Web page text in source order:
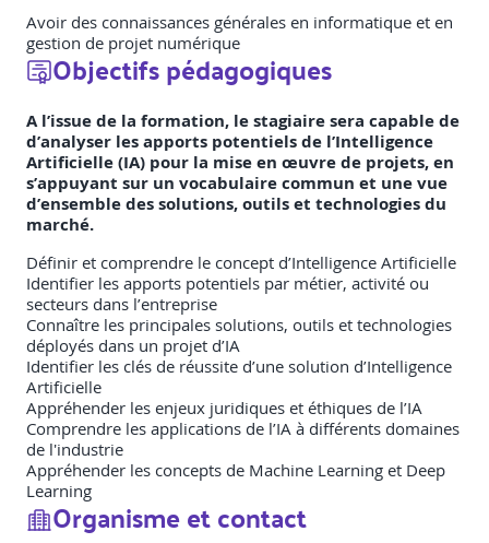
Avoir des connaissances générales en informatique et en
gestion de projet numérique
Objectifs pédagogiques
A l’issue de la formation, le stagiaire sera capable de
d’analyser les apports potentiels de l’Intelligence
Artificielle (IA) pour la mise en œuvre de projets, en
s’appuyant sur un vocabulaire commun et une vue
d’ensemble des solutions, outils et technologies du
marché.
Définir et comprendre le concept d’Intelligence Artificielle
Identifier les apports potentiels par métier, activité ou
secteurs dans l’entreprise
Connaître les principales solutions, outils et technologies
déployés dans un projet d’IA
Identifier les clés de réussite d’une solution d’Intelligence
Artificielle
Appréhender les enjeux juridiques et éthiques de l’IA
Comprendre les applications de l’IA à différents domaines
de l'industrie
Appréhender les concepts de Machine Learning et Deep
Learning
Organisme et contact